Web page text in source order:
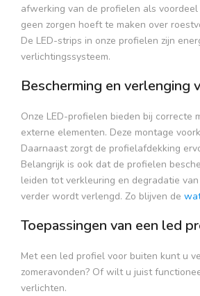
afwerking van de profielen als
geen zorgen hoeft te maken over
De LED-strips in onze profielen zijn
verlichtingssysteem.
Bescherming en verlenging
Onze LED-profielen bieden bij correcte
externe elementen. Deze montage
Daarnaast zorgt de profielafdekking
Belangrijk is ook dat de profielen
leiden tot verkleuring en degradatie
verder wordt verlengd. Zo blijven de
Toepassingen van een led
Met een led profiel voor buiten kunt u
zomeravonden? Of wilt u juist
verlichten.